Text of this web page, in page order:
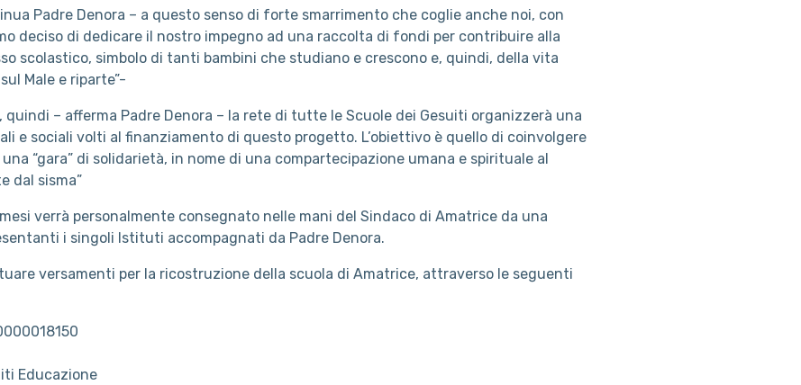
Padre Denora – a questo senso di forte smarrimento che coglie anche noi, con
deciso di dedicare il nostro impegno ad una raccolta di fondi per contribuire alla
scolastico, simbolo di tanti bambini che studiano e crescono e, quindi, della vita
Male e riparte”-
quindi – afferma Padre Denora – la rete di tutte le Scuole dei Gesuiti organizzerà una
e sociali volti al finanziamento di questo progetto. L’obiettivo è quello di coinvolgere
“gara” di solidarietà, in nome di una compartecipazione umana e spirituale al
dal sisma”
verrà personalmente consegnato nelle mani del Sindaco di Amatrice da una
i singoli Istituti accompagnati da Padre Denora.
versamenti per la ricostruzione della scuola di Amatrice, attraverso le seguenti
Educazione